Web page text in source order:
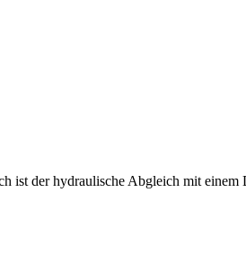
ist der hydraulische Abgleich mit einem